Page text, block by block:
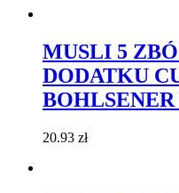
MUSLI 5
DODATKU
20.93 zł